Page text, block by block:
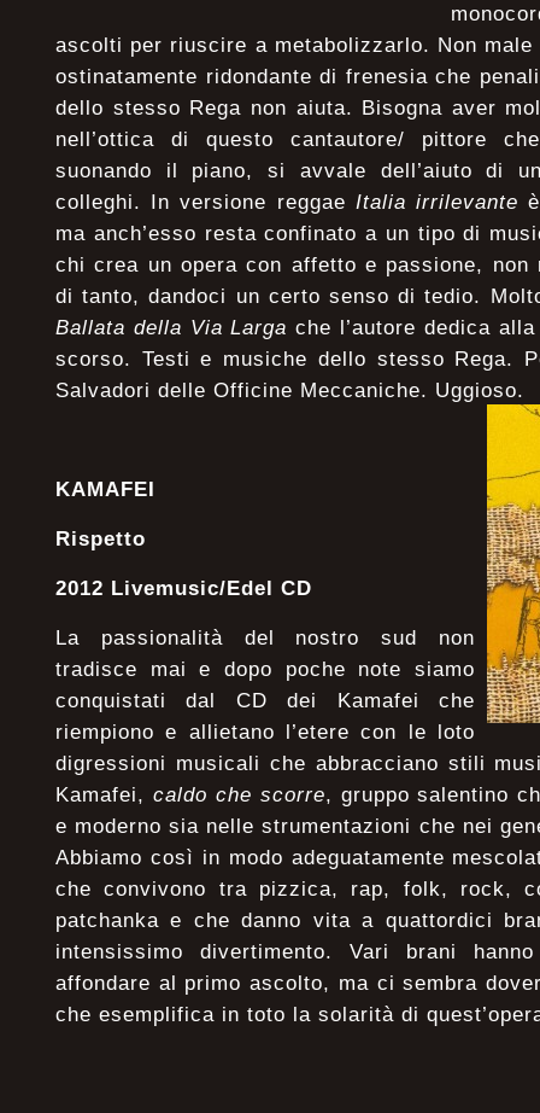
ascolti per riuscire a metabolizzarlo. Non
ostinatamente ridondante di frenesia che
dello stesso Rega non aiuta. Bisogna aver
nell’ottica di questo cantautore/ pittore
suonando il piano, si avvale dell’aiuto di
colleghi. In versione reggae Italia irrilevante
ma anch’esso resta confinato a un tipo di
chi crea un opera con affetto e passione,
di tanto, dandoci un certo senso di tedio.
Ballata della Via Larga che l’autore dedica
scorso. Testi e musiche dello stesso Rega.
Salvadori delle Officine Meccaniche. Uggioso.
KAMAFEI
Rispetto
2012 Livemusic/Edel CD
La passionalità del nostro sud non
tradisce mai e dopo poche note siamo
conquistati dal CD dei Kamafei che
riempiono e allietano l’etere con le loto
digressioni musicali che abbracciano stili
Kamafei, caldo che scorre, gruppo salentino
e moderno sia nelle strumentazioni che nei
Abbiamo così in modo adeguatamente
che convivono tra pizzica, rap, folk, rock,
patchanka e che danno vita a quattordici
intensissimo divertimento. Vari brani
affondare al primo ascolto, ma ci sembra
che esemplifica in toto la solarità di